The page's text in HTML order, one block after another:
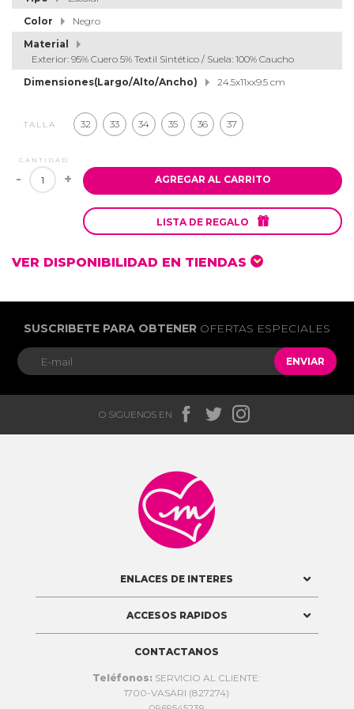
Color
Negro
Material
Exterior: 95% Cuero 5% Textil Sintético / Suela: 100% Caucho
Dimensiones(Largo/Alto/Ancho)
24.5x11xx9.5 cm
TALLA 32 33 34 35 36 37
CANTIDAD
- + AGREGAR AL CARRITO
LISTA DE REGALO 
VER DISPONIBILIDAD EN TIENDAS
SUSCRIBETE PARA OBTENER OFERTAS ESPECIALES
ENVIAR
O SIGUENOS EN   

ENLACES DE INTERES
ACCESOS RAPIDOS
CONTACTANOS
Teléfonos: SERVICIO AL CLIENTE:
1700-VASARI (827274)